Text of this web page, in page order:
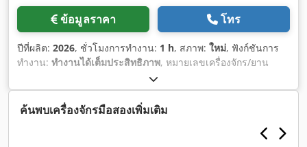
ข้อมูลราคา โทร
ปีที่ผลิต: 2026, ชั่วโมงการทำงาน: 1 h, สภาพ: ใหม่, ฟังก์ชันการ
ทำงาน: ทำงานได้เต็มประสิทธิภาพ, หมายเลขเครื่องจักร/ยาน
เครื่องหมาย CE
ค้นพบเครื่องจักรมือสองเพิ่มเติม